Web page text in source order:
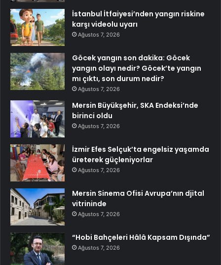
İstanbul İtfaiyesi’nden yangın riskine
karşı videolu uyarı
Ağustos 7, 2026
Göcek yangın son dakika: Göcek
yangın olayı nedir? Göcek’te yangın
mı çıktı, son durum nedir?
Ağustos 7, 2026
Mersin Büyükşehir, SKA Endeksi’nde
birinci oldu
Ağustos 7, 2026
İzmir Efes Selçuk’ta engelsiz yaşamda
üreterek güçleniyorlar
Ağustos 7, 2026
Mersin Sinema Ofisi Avrupa’nın djital
vitrininde
Ağustos 7, 2026
“Hobi Bahçeleri Hâlâ Kapsam Dışında”
Ağustos 7, 2026